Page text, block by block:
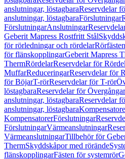
anslutningar, löstagbaraReservdelar
anslutningar, löstagbaraFörslutningar
FörslutningarAnslutningar
Geberit Mapress Rostfritt Stål
för rörledningar och rördelarRörfästen
för flänskopplingarGeberit Mapress
ThermRördelarReservdelar för
MuffarReduceringarReservdelar för
för BöjarT-rörReservdelar för T-rör
löstagbaraReservdelar för
anslutningar, löstagbaraReservdelar
anslutningar, löstagbara
KompensatorerFörslutningar
FörslutningarVärmeanslutningar
VärmeanslutningarTillbehör för
ThermSkyddskåpor med rörände
flänskopplingarFästen för systemrör